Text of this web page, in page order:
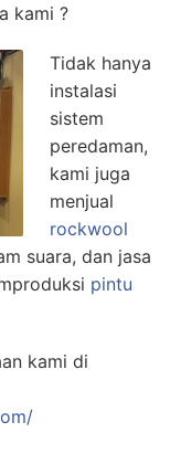
kami ?
Tidak hanya
instalasi
sistem
peredaman,
kami juga
menjual
rockwool
suara, dan jasa
pintu
kami di